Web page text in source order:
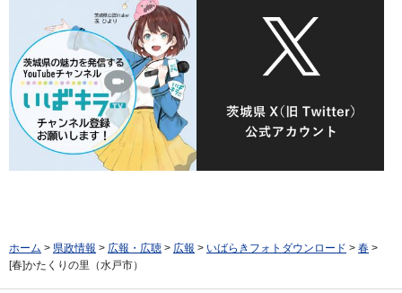
ホーム > 県政情報 > 広報・広聴 > 広報 > いばらきフォトダウンロード > 春 >
[春]かたくりの里（水戸市）